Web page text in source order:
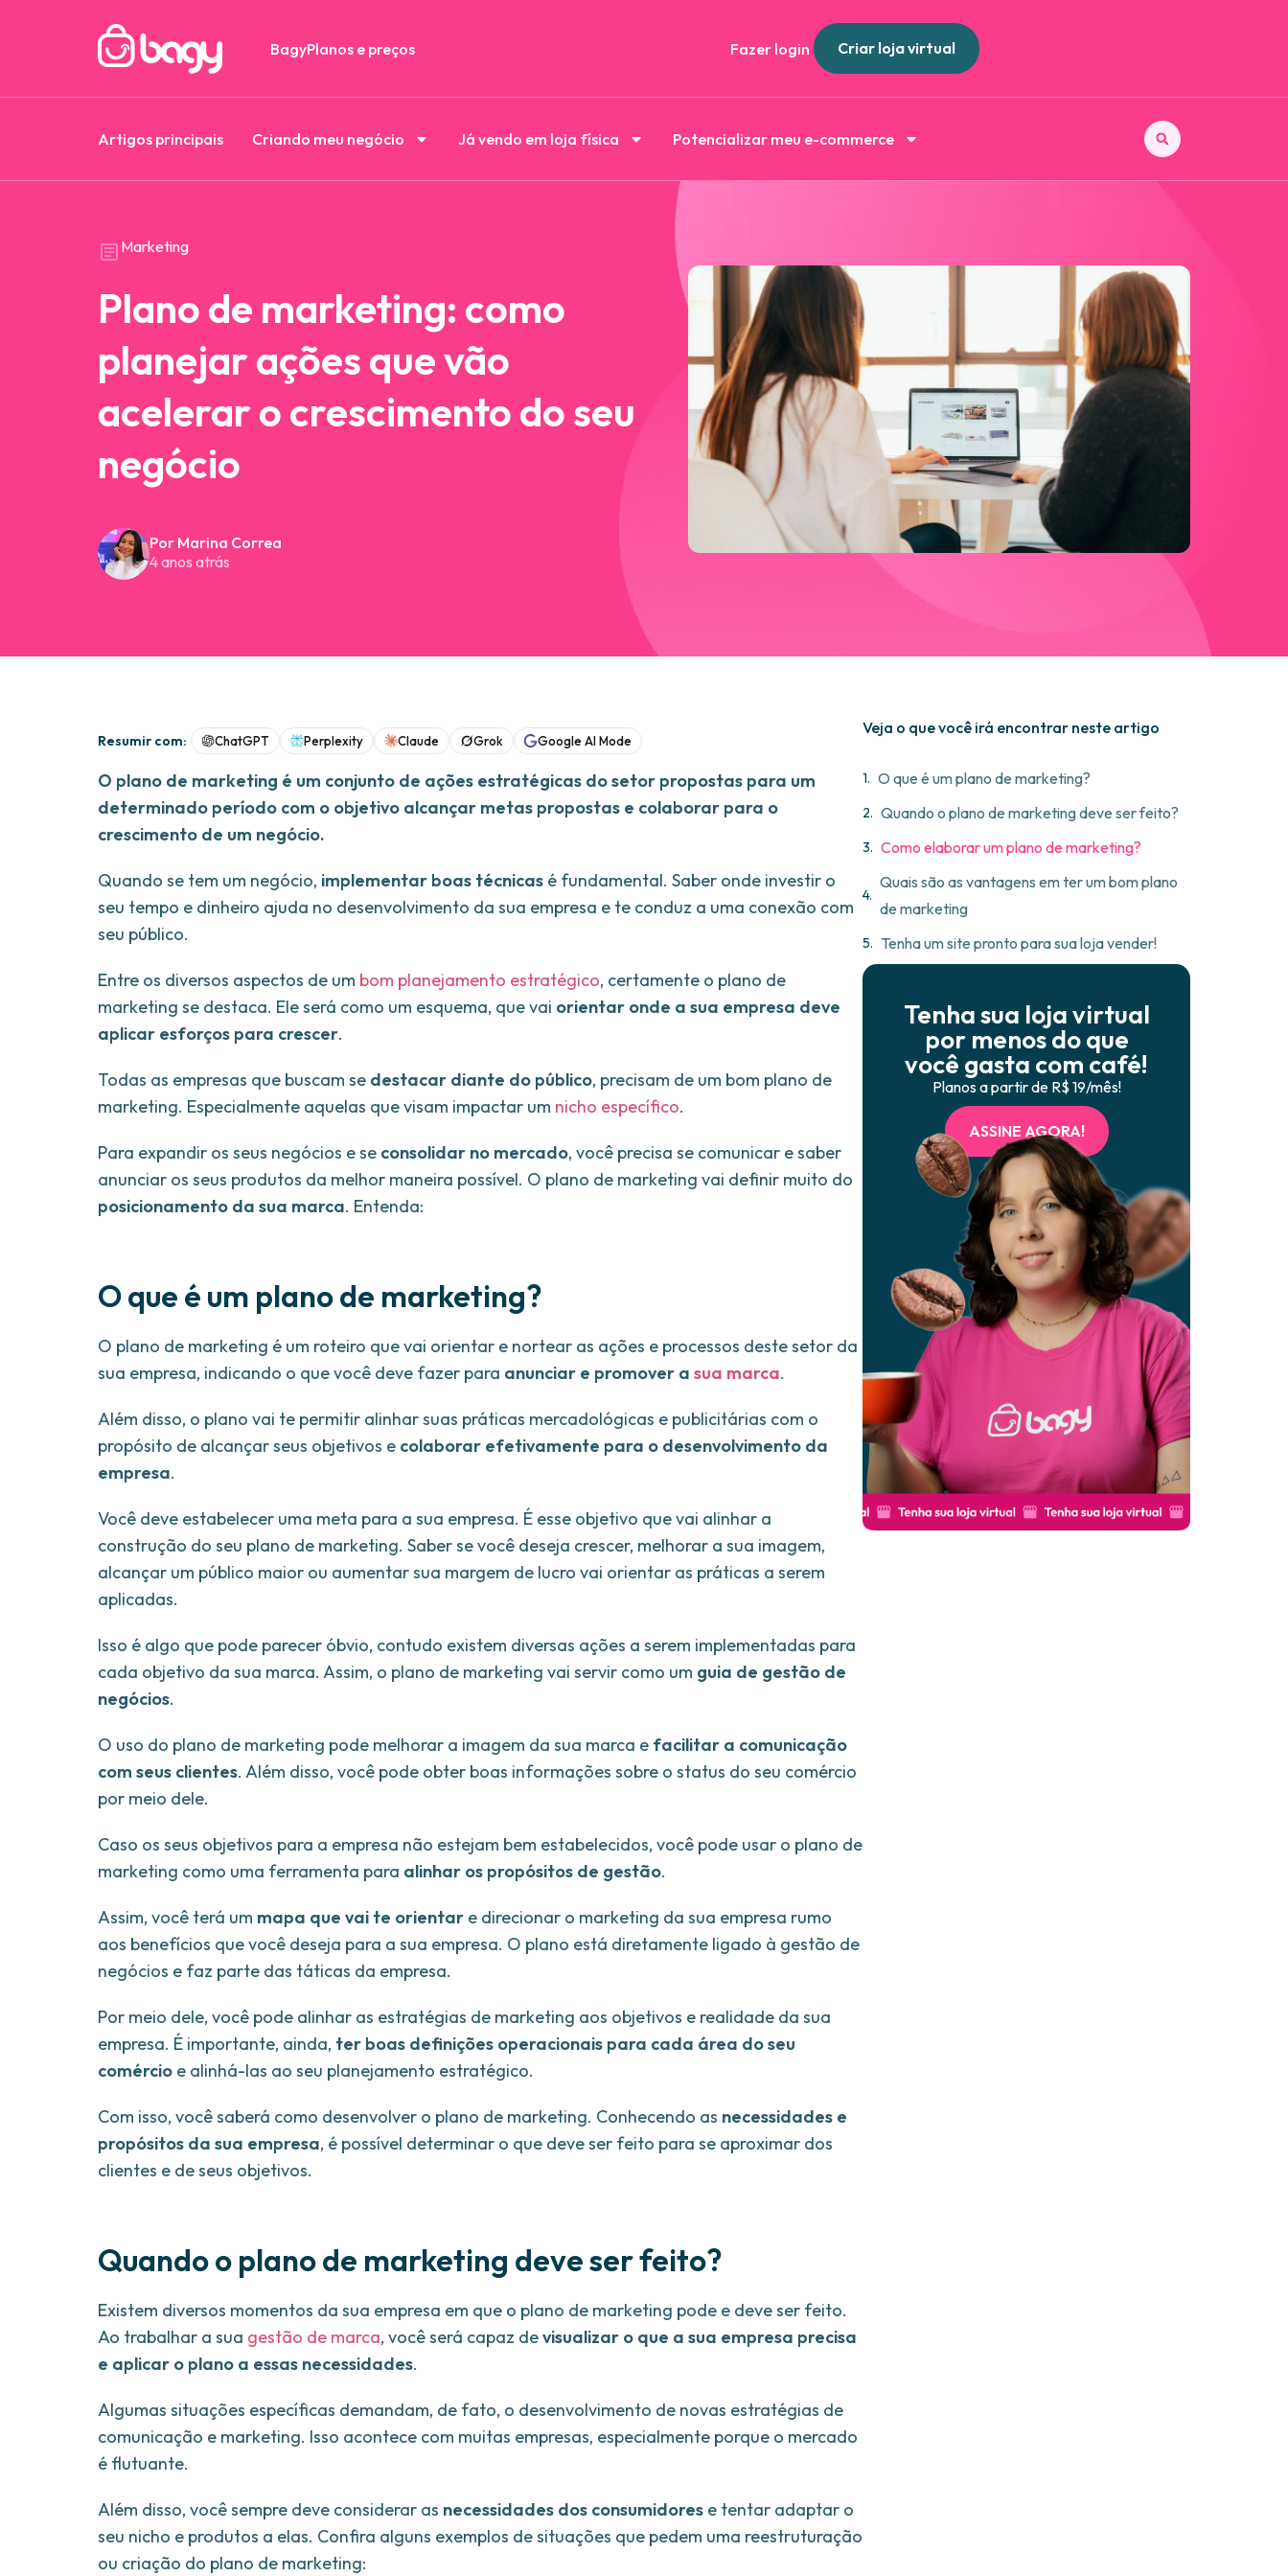
BagyPlanos e preços Fazer login Criar loja virtual
Artigos principais Criando meu negócio Já vendo em loja física Potencializar meu e-commerce
Marketing
Plano de marketing: como
planejar ações que vão
acelerar o crescimento do seu
negócio
Por Marina Correa
4 anos atrás
Resumir com: ChatGPT Perplexity Claude Grok Google AI Mode
O plano de marketing é um conjunto de ações estratégicas do setor propostas para um
determinado período com o objetivo alcançar metas propostas e colaborar para o
crescimento de um negócio.
Quando se tem um negócio, implementar boas técnicas é fundamental. Saber onde investir o
seu tempo e dinheiro ajuda no desenvolvimento da sua empresa e te conduz a uma conexão com
seu público.
Entre os diversos aspectos de um bom planejamento estratégico, certamente o plano de
marketing se destaca. Ele será como um esquema, que vai orientar onde a sua empresa deve
aplicar esforços para crescer.
Todas as empresas que buscam se destacar diante do público, precisam de um bom plano de
marketing. Especialmente aquelas que visam impactar um nicho específico.
Para expandir os seus negócios e se consolidar no mercado, você precisa se comunicar e saber
anunciar os seus produtos da melhor maneira possível. O plano de marketing vai definir muito do
posicionamento da sua marca. Entenda:
O que é um plano de marketing?
O plano de marketing é um roteiro que vai orientar e nortear as ações e processos deste setor da
sua empresa, indicando o que você deve fazer para anunciar e promover a sua marca.
Além disso, o plano vai te permitir alinhar suas práticas mercadológicas e publicitárias com o
propósito de alcançar seus objetivos e colaborar efetivamente para o desenvolvimento da
empresa.
Você deve estabelecer uma meta para a sua empresa. É esse objetivo que vai alinhar a
construção do seu plano de marketing. Saber se você deseja crescer, melhorar a sua imagem,
alcançar um público maior ou aumentar sua margem de lucro vai orientar as práticas a serem
aplicadas.
Isso é algo que pode parecer óbvio, contudo existem diversas ações a serem implementadas para
cada objetivo da sua marca. Assim, o plano de marketing vai servir como um guia de gestão de
negócios.
O uso do plano de marketing pode melhorar a imagem da sua marca e facilitar a comunicação
com seus clientes. Além disso, você pode obter boas informações sobre o status do seu comércio
por meio dele.
Caso os seus objetivos para a empresa não estejam bem estabelecidos, você pode usar o plano de
marketing como uma ferramenta para alinhar os propósitos de gestão.
Assim, você terá um mapa que vai te orientar e direcionar o marketing da sua empresa rumo
aos benefícios que você deseja para a sua empresa. O plano está diretamente ligado à gestão de
negócios e faz parte das táticas da empresa.
Por meio dele, você pode alinhar as estratégias de marketing aos objetivos e realidade da sua
empresa. É importante, ainda, ter boas definições operacionais para cada área do seu
comércio e alinhá-las ao seu planejamento estratégico.
Com isso, você saberá como desenvolver o plano de marketing. Conhecendo as necessidades e
propósitos da sua empresa, é possível determinar o que deve ser feito para se aproximar dos
clientes e de seus objetivos.
Quando o plano de marketing deve ser feito?
Existem diversos momentos da sua empresa em que o plano de marketing pode e deve ser feito.
Ao trabalhar a sua gestão de marca, você será capaz devisualizar o que a sua empresa precisa
e aplicar o plano a essas necessidades.
Algumas situações específicas demandam, de fato, o desenvolvimento de novas estratégias de
comunicação e marketing. Isso acontece com muitas empresas, especialmente porque o mercado
é flutuante.
Além disso, você sempre deve considerar as necessidades dos consumidores e tentar adaptar o
seu nicho e produtos a elas. Confira alguns exemplos de situações que pedem uma reestruturação
ou criação do plano de marketing:
Veja o que você irá encontrar neste artigo
O que é um plano de marketing?
Quando o plano de marketing deve ser feito?
Como elaborar um plano de marketing?
Quais são as vantagens em ter um bom plano
de marketing
Tenha um site pronto para sua loja vender!
Tenha sua loja virtual
por menos do que
você gasta com café!
Planos a partir de R$ 19/mês!
ASSINE AGORA!